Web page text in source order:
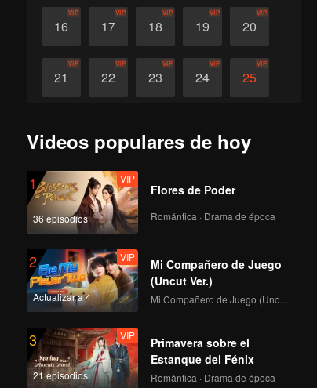
16
VIP
17
VIP
18
VIP
19
VIP
20
VIP
21
VIP
22
VIP
23
VIP
24
VIP
25
VIP
Videos populares de hoy
1
36 episodios
VIP
Flores de Poder
Romántica · Drama de época
2
Actualizar a 4
VIP
Mi Compañero de Juego
(Uncut Ver.)
Mi Compañero de Juego (Uncut Ver.)
3
21 episodios
VIP
Primavera sobre el
Estanque del Fénix
Romántica · Drama de época